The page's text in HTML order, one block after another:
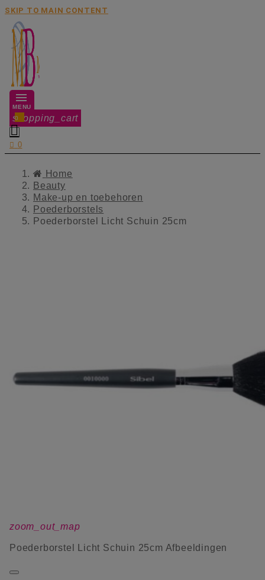
SKIP TO MAIN CONTENT
MENU
shopping_cart
0

 0
Home
Beauty
Make-up en toebehoren
Poederborstels
Poederborstel Licht Schuin 25cm
zoom_out_map
Poederborstel Licht Schuin 25cm Afbeeldingen